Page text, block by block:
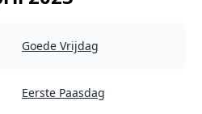
Goede Vrijdag
Eerste Paasdag